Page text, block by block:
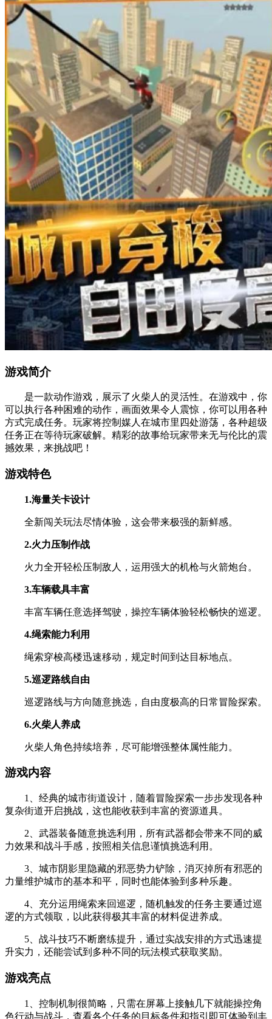
游戏简介
是一款动作游戏，展示了火柴人的灵活性。在游戏中，你
可以执行各种困难的动作，画面效果令人震惊，你可以用各种
方式完成任务。玩家将控制媒人在城市里四处游荡，各种超级
任务正在等待玩家破解。精彩的故事给玩家带来无与伦比的震
撼效果，来挑战吧！
游戏特色
1.海量关卡设计
全新闯关玩法尽情体验，这会带来极强的新鲜感。
2.火力压制作战
火力全开轻松压制敌人，运用强大的机枪与火箭炮台。
3.车辆载具丰富
丰富车辆任意选择驾驶，操控车辆体验轻松畅快的巡逻。
4.绳索能力利用
绳索穿梭高楼迅速移动，规定时间到达目标地点。
5.巡逻路线自由
巡逻路线与方向随意挑选，自由度极高的日常冒险探索。
6.火柴人养成
火柴人角色持续培养，尽可能增强整体属性能力。
游戏内容
1、经典的城市街道设计，随着冒险探索一步步发现各种
复杂街道开启挑战，这也能收获到丰富的资源道具。
2、武器装备随意挑选利用，所有武器都会带来不同的威
力效果和战斗手感，按照相关信息谨慎挑选利用。
3、城市阴影里隐藏的邪恶势力铲除，消灭掉所有邪恶的
力量维护城市的基本和平，同时也能体验到多种乐趣。
4、充分运用绳索来回巡逻，随机触发的任务主要通过巡
逻的方式领取，以此获得极其丰富的材料促进养成。
5、战斗技巧不断磨练提升，通过实战安排的方式迅速提
升实力，还能尝试到多种不同的玩法模式获取奖励。
游戏亮点
1、控制机制很简略，只需在屏幕上接触几下就能操控角
色行动与战斗，查看各个任务的目标条件和指引即可体验到丰